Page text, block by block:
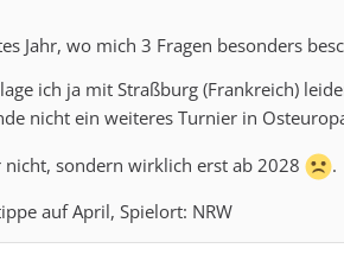
Jahr, wo mich 3 Fragen besonders
ich ja mit Straßburg (Frankreich)
nicht ein weiteres Turnier in
nicht, sondern wirklich erst ab 2028
.
auf April, Spielort: NRW